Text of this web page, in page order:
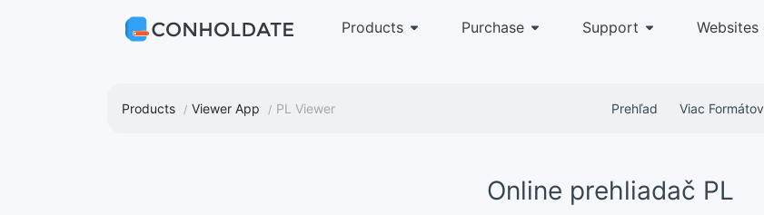
Products Purchase Support Websites
Products Viewer App PL Viewer Prehľad Viac Formátov
Online prehliadač PL